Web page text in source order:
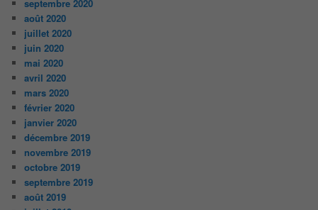
septembre 2020
août 2020
juillet 2020
juin 2020
mai 2020
avril 2020
mars 2020
février 2020
janvier 2020
décembre 2019
novembre 2019
octobre 2019
septembre 2019
août 2019